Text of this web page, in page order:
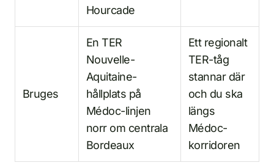
Hourcade
Bruges
En TER
Nouvelle-
Aquitaine-
hållplats på
Médoc-linjen
norr om centrala
Bordeaux
Ett regionalt
TER-tåg
stannar där
och du ska
längs
Médoc-
korridoren